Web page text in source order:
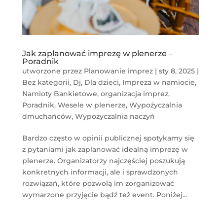
Jak zaplanować imprezę w plenerze –
Poradnik
utworzone przez Planowanie imprez| sty 8, 2025|
Bez kategorii, Dj, Dla dzieci, Impreza w namiocie,
Namioty Bankietowe, organizacja imprez,
Poradnik, Wesele w plenerze, Wypożyczalnia
dmuchańców, Wypożyczalnia naczyń
Bardzo często w opinii publicznej spotykamy się
z pytaniami jak zaplanować idealną imprezę w
plenerze. Organizatorzy najczęściej poszukują
konkretnych informacji, ale i sprawdzonych
rozwiązań, które pozwolą im zorganizować
wymarzone przyjęcie bądź też event. Poniżej...